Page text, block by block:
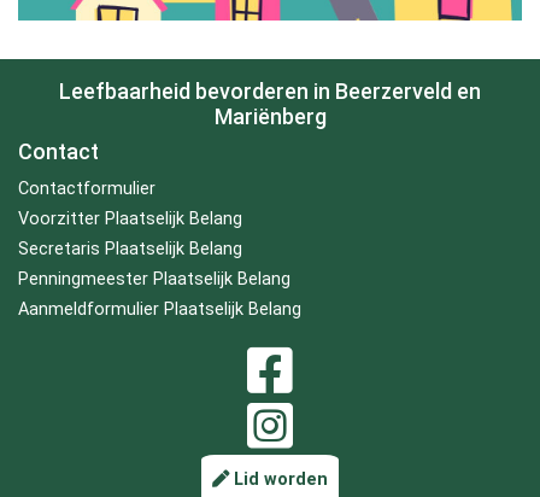
Leefbaarheid bevorderen in Beerzerveld en
Mariënberg
Contact
Contactformulier
Voorzitter Plaatselijk Belang
Secretaris Plaatselijk Belang
Penningmeester Plaatselijk Belang
Aanmeldformulier Plaatselijk Belang
Lid worden